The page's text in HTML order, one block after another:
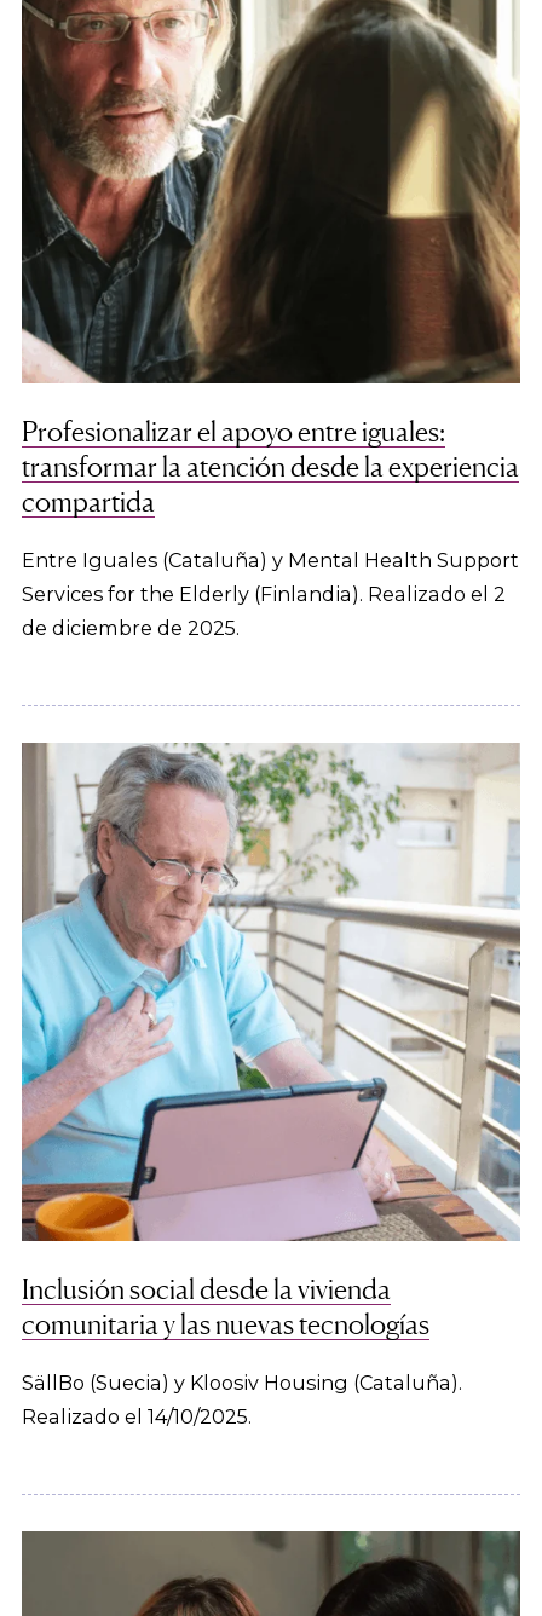
Profesionalizar el apoyo entre iguales:
transformar la atención desde la experiencia
compartida
Entre Iguales (Cataluña) y Mental Health Support
Services for the Elderly (Finlandia). Realizado el 2
de diciembre de 2025.
Inclusión social desde la vivienda
comunitaria y las nuevas tecnologías
SällBo (Suecia) y Kloosiv Housing (Cataluña).
Realizado el 14/10/2025.